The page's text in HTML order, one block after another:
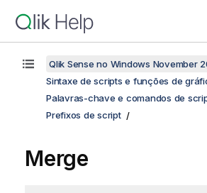
Qlik Sense no Windows November
Sintaxe de scripts e funções de
Palavras-chave e comandos de
Prefixos de script
Merge